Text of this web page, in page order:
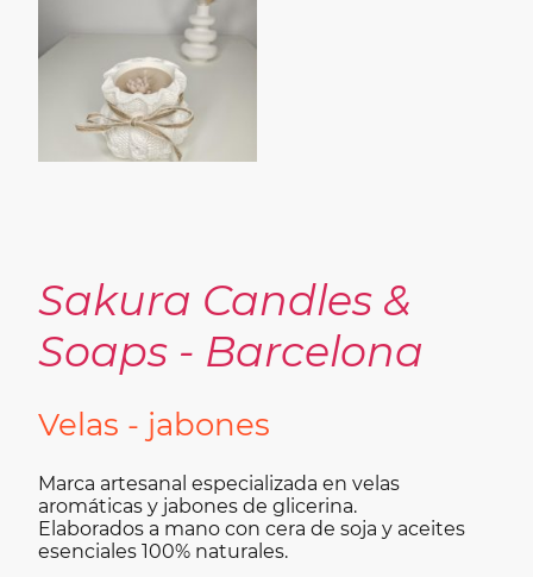
Sakura Candles &
Soaps - Barcelona
Velas - jabones
Marca artesanal especializada en velas
aromáticas y jabones de glicerina.
Elaborados a mano con cera de soja y aceites
esenciales 100% naturales.